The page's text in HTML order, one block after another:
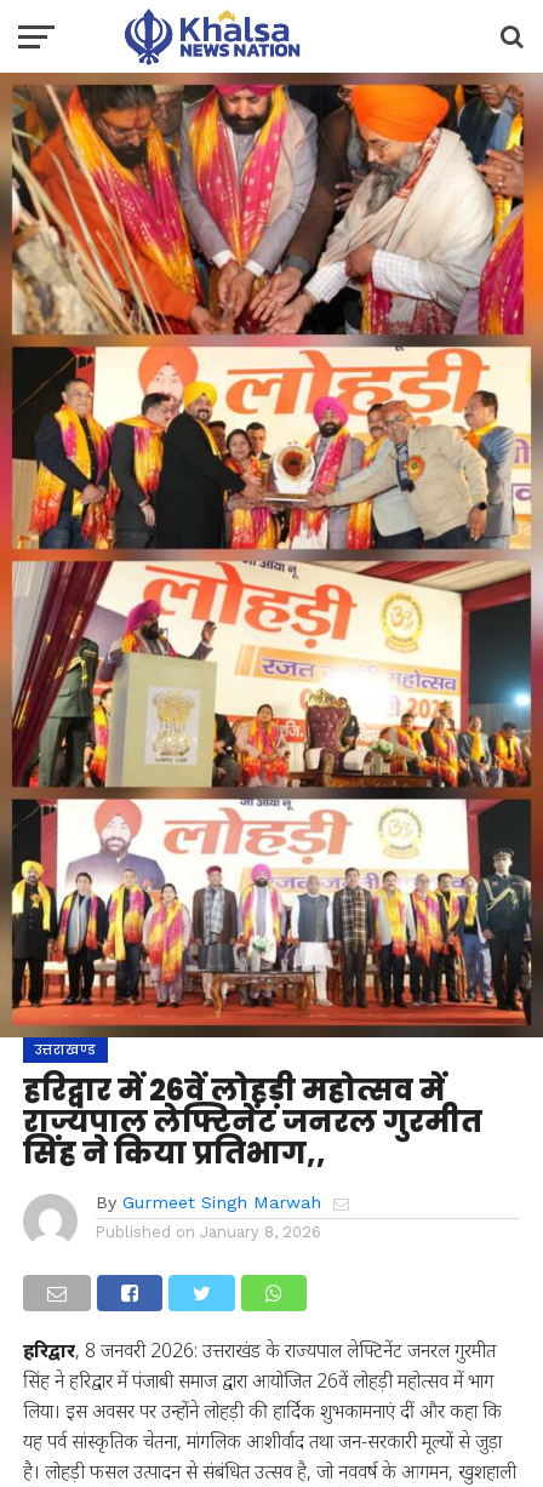
उत्तराखण्ड
हरिद्वार में 26वें लोहड़ी महोत्सव में
राज्यपाल लेफ्टिनेंट जनरल गुरमीत
सिंह ने किया प्रतिभाग,,
By Gurmeet Singh Marwah
Published on January 8, 2026
हरिद्वार, 8 जनवरी 2026: उत्तराखंड के राज्यपाल लेफ्टिनेंट जनरल गुरमीत
सिंह ने हरिद्वार में पंजाबी समाज द्वारा आयोजित 26वें लोहड़ी महोत्सव में भाग
लिया। इस अवसर पर उन्होंने लोहड़ी की हार्दिक शुभकामनाएं दीं और कहा कि
यह पर्व सांस्कृतिक चेतना, मांगलिक आशीर्वाद तथा जन-सरकारी मूल्यों से जुड़ा
है। लोहड़ी फसल उत्पादन से संबंधित उत्सव है, जो नववर्ष के आगमन, खुशहाली